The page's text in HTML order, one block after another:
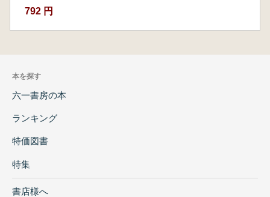
792 円
本を探す
六一書房の本
ランキング
特価図書
特集
書店様へ